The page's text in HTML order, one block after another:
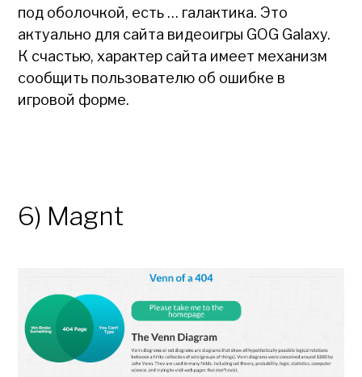
под оболочкой, есть … галактика. Это
актуально для сайта видеоигры GOG Galaxy.
К счастью, характер сайта имеет механизм
сообщить пользователю об ошибке в
игровой форме.
6) Magnt